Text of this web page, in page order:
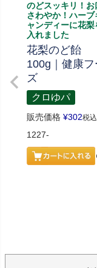
のどスッキリ！お
さわやか！ハーブ
ャンディーに花梨
入れました
花梨のど飴
100g｜健康フ
ズ
クロゆパ
販売価格 ¥302税込
1227-